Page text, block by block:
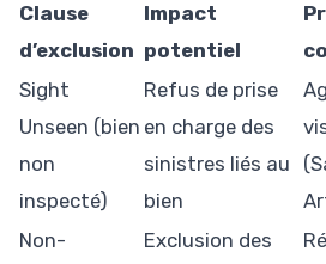
Clause
d’exclusion
Impact
potentiel
Sight
Unseen (bien
non
inspecté)
Refus de prise
en charge des
sinistres liés au
bien
Non-
Exclusion des